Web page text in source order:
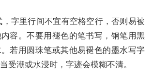
字里行间不宜有空格空行，否则易被
容。不要用褪色的笔书写，钢笔用黑
若用圆珠笔或其他易褪色的墨水写字
受潮或水浸时，字迹会模糊不清。